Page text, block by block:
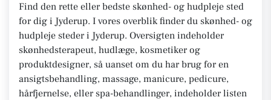
Find den rette eller bedste skønhed- og hudpleje sted
for dig i Jyderup. I vores overblik finder du skønhed- og
hudpleje steder i Jyderup. Oversigten indeholder
skønhedsterapeut, hudlæge, kosmetiker og
produktdesigner, så uanset om du har brug for en
ansigtsbehandling, massage, manicure, pedicure,
hårfjernelse, eller spa-behandlinger, indeholder listen